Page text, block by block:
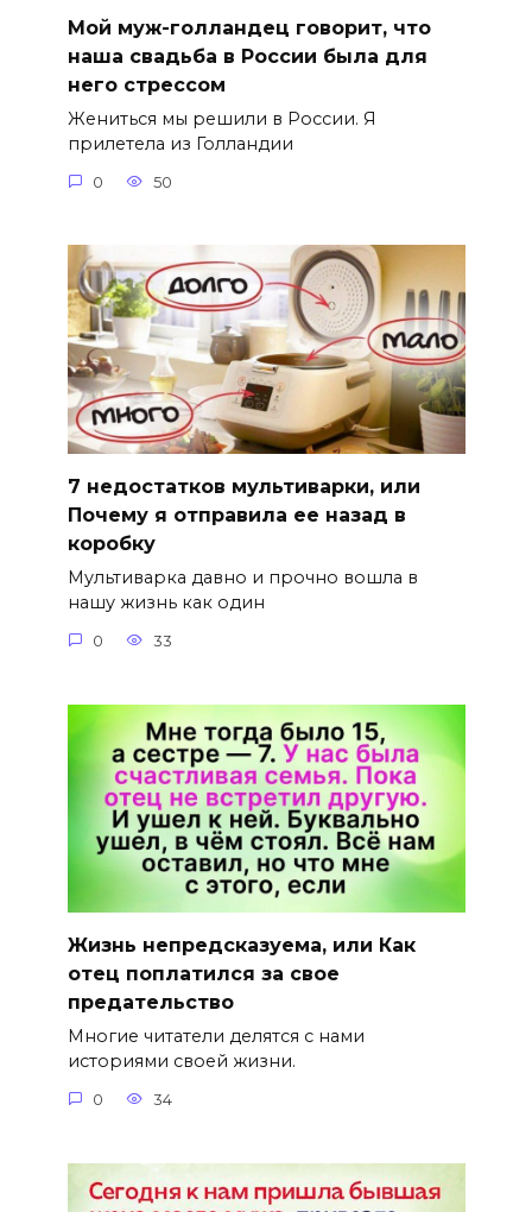
Мой муж-голландец говорит, что
наша свадьба в России была для
него стрессом
Жениться мы решили в России. Я
прилетела из Голландии
0 50
7 недостатков мультиварки, или
Почему я отправила ее назад в
коробку
Мультиварка давно и прочно вошла в
нашу жизнь как один
0 33
Жизнь непредсказуема, или Как
отец поплатился за свое
предательство
Многие читатели делятся с нами
историями своей жизни.
0 34